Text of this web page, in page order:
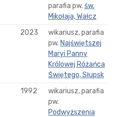
parafia pw. św.
Mikołaja, Wałcz
2023
wikariusz, parafia
pw. Najświętszej
Maryi Panny
Królowej Różańca
Świętego, Słupsk
1992
wikariusz, parafia
pw.
Podwyższenia